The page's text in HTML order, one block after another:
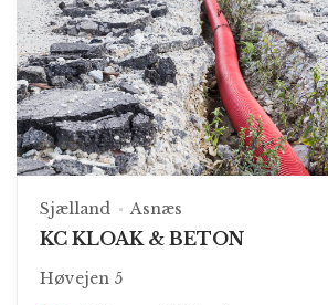
Sjælland Asnæs
KC KLOAK & BETON
Høvejen 5